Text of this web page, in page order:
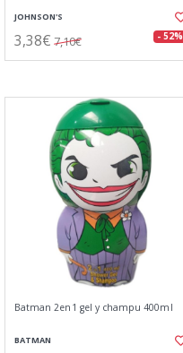
JOHNSON'S
3,38€ 7,10€ - 52%
Batman 2en1 gel y champu 400ml
BATMAN